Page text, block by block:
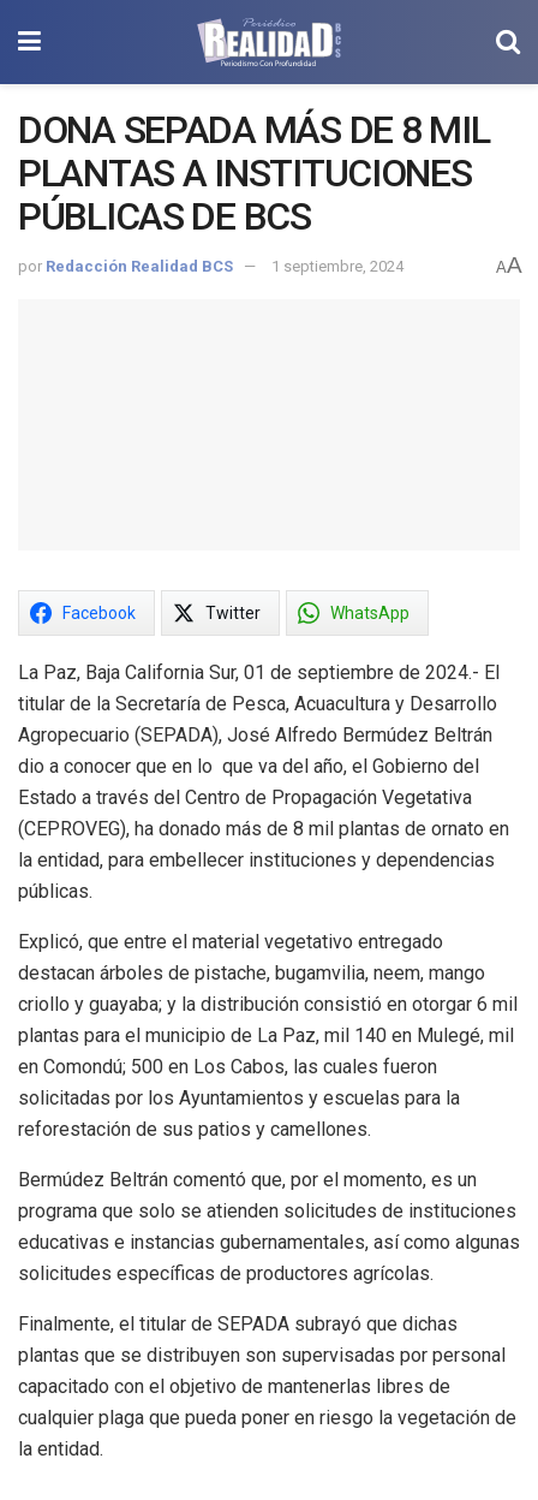
DONA SEPADA MÁS DE 8 MIL
PLANTAS A INSTITUCIONES
PÚBLICAS DE BCS
por Redacción Realidad BCS 1 septiembre, 2024 AA
Facebook Twitter WhatsApp
La Paz, Baja California Sur, 01 de septiembre de 2024.- El
titular de la Secretaría de Pesca, Acuacultura y Desarrollo
Agropecuario (SEPADA), José Alfredo Bermúdez Beltrán
dio a conocer que en lo que va del año, el Gobierno del
Estado a través del Centro de Propagación Vegetativa
(CEPROVEG), ha donado más de 8 mil plantas de ornato en
la entidad, para embellecer instituciones y dependencias
públicas.
Explicó, que entre el material vegetativo entregado
destacan árboles de pistache, bugamvilia, neem, mango
criollo y guayaba; y la distribución consistió en otorgar 6 mil
plantas para el municipio de La Paz, mil 140 en Mulegé, mil
en Comondú; 500 en Los Cabos, las cuales fueron
solicitadas por los Ayuntamientos y escuelas para la
reforestación de sus patios y camellones.
Bermúdez Beltrán comentó que, por el momento, es un
programa que solo se atienden solicitudes de instituciones
educativas e instancias gubernamentales, así como algunas
solicitudes específicas de productores agrícolas.
Finalmente, el titular de SEPADA subrayó que dichas
plantas que se distribuyen son supervisadas por personal
capacitado con el objetivo de mantenerlas libres de
cualquier plaga que pueda poner en riesgo la vegetación de
la entidad.